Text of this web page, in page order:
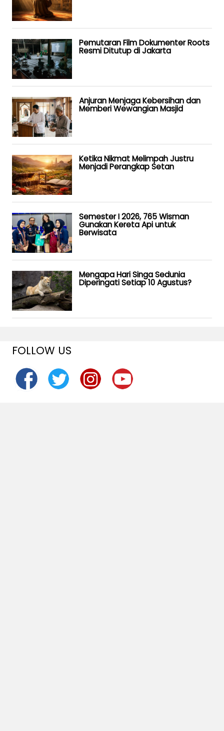
Pemutaran Film Dokumenter Roots
Resmi Ditutup di Jakarta
Anjuran Menjaga Kebersihan dan
Memberi Wewangian Masjid
Ketika Nikmat Melimpah Justru
Menjadi Perangkap Setan
Semester I 2026, 765 Wisman
Gunakan Kereta Api untuk
Berwisata
Mengapa Hari Singa Sedunia
Diperingati Setiap 10 Agustus?
FOLLOW US